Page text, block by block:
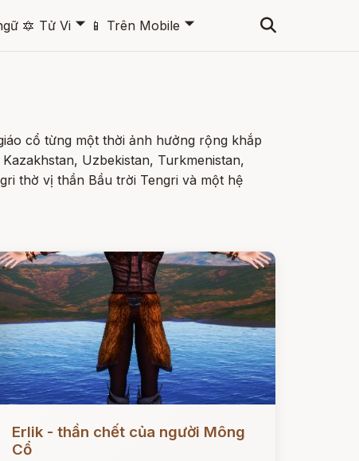
🔯 Tử Vi 🞃 📱 Trên Mobile 🞃
cổ từng một thời ảnh hưởng rộng khắp
Uzbekistan, Turkmenistan,
thờ vị thần Bầu trời Tengri và một hệ
Erlik - thần chết của người Mông
Cổ